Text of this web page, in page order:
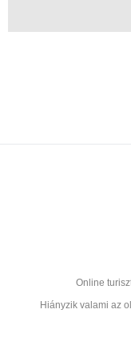
Online
Hiányzik valami az